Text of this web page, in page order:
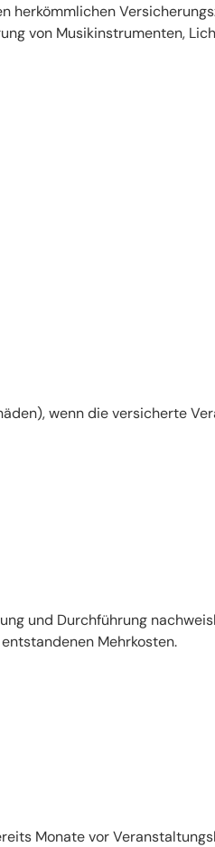
von Musikinstrumenten,
wenn die versicherte
und Durchführung
Mehrkosten.
Monate vor